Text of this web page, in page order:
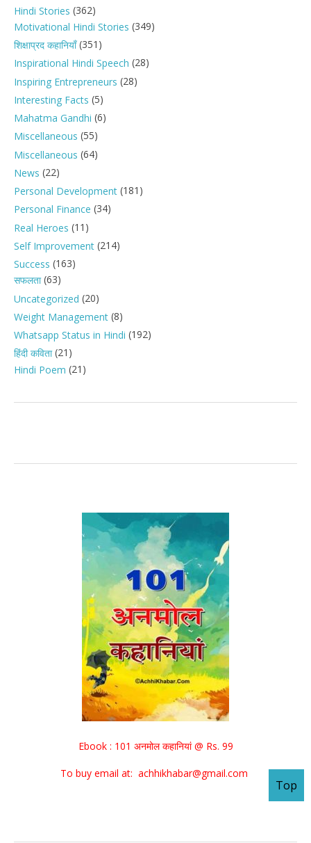
Hindi Stories (362)
Motivational Hindi Stories (349)
शिक्षाप्रद कहानियाँ(351)
Inspirational Hindi Speech (28)
Inspiring Entrepreneurs (28)
Interesting Facts (5)
Mahatma Gandhi (6)
Miscellaneous (55)
Miscellaneous (64)
News (22)
Personal Development (181)
Personal Finance (34)
Real Heroes (11)
Self Improvement (214)
Success (163)
सफलता(63)
Uncategorized (20)
Weight Management (8)
Whatsapp Status in Hindi (192)
हिंदी कविता(21)
Hindi Poem (21)
Ebook : 101 अनमोल कहानियां @ Rs. 99
To buy email at: achhikhabar@gmail.com
Top